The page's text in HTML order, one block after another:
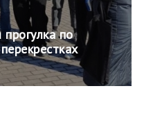
по